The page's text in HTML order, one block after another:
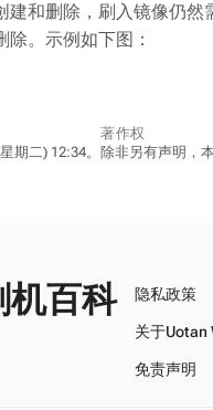
建和删除，刷入镜像仍
。示例如下图：
期二) 12:34。
著作权
除非另有声明，
机百科 隐私政策
关于Uotan
免责声明